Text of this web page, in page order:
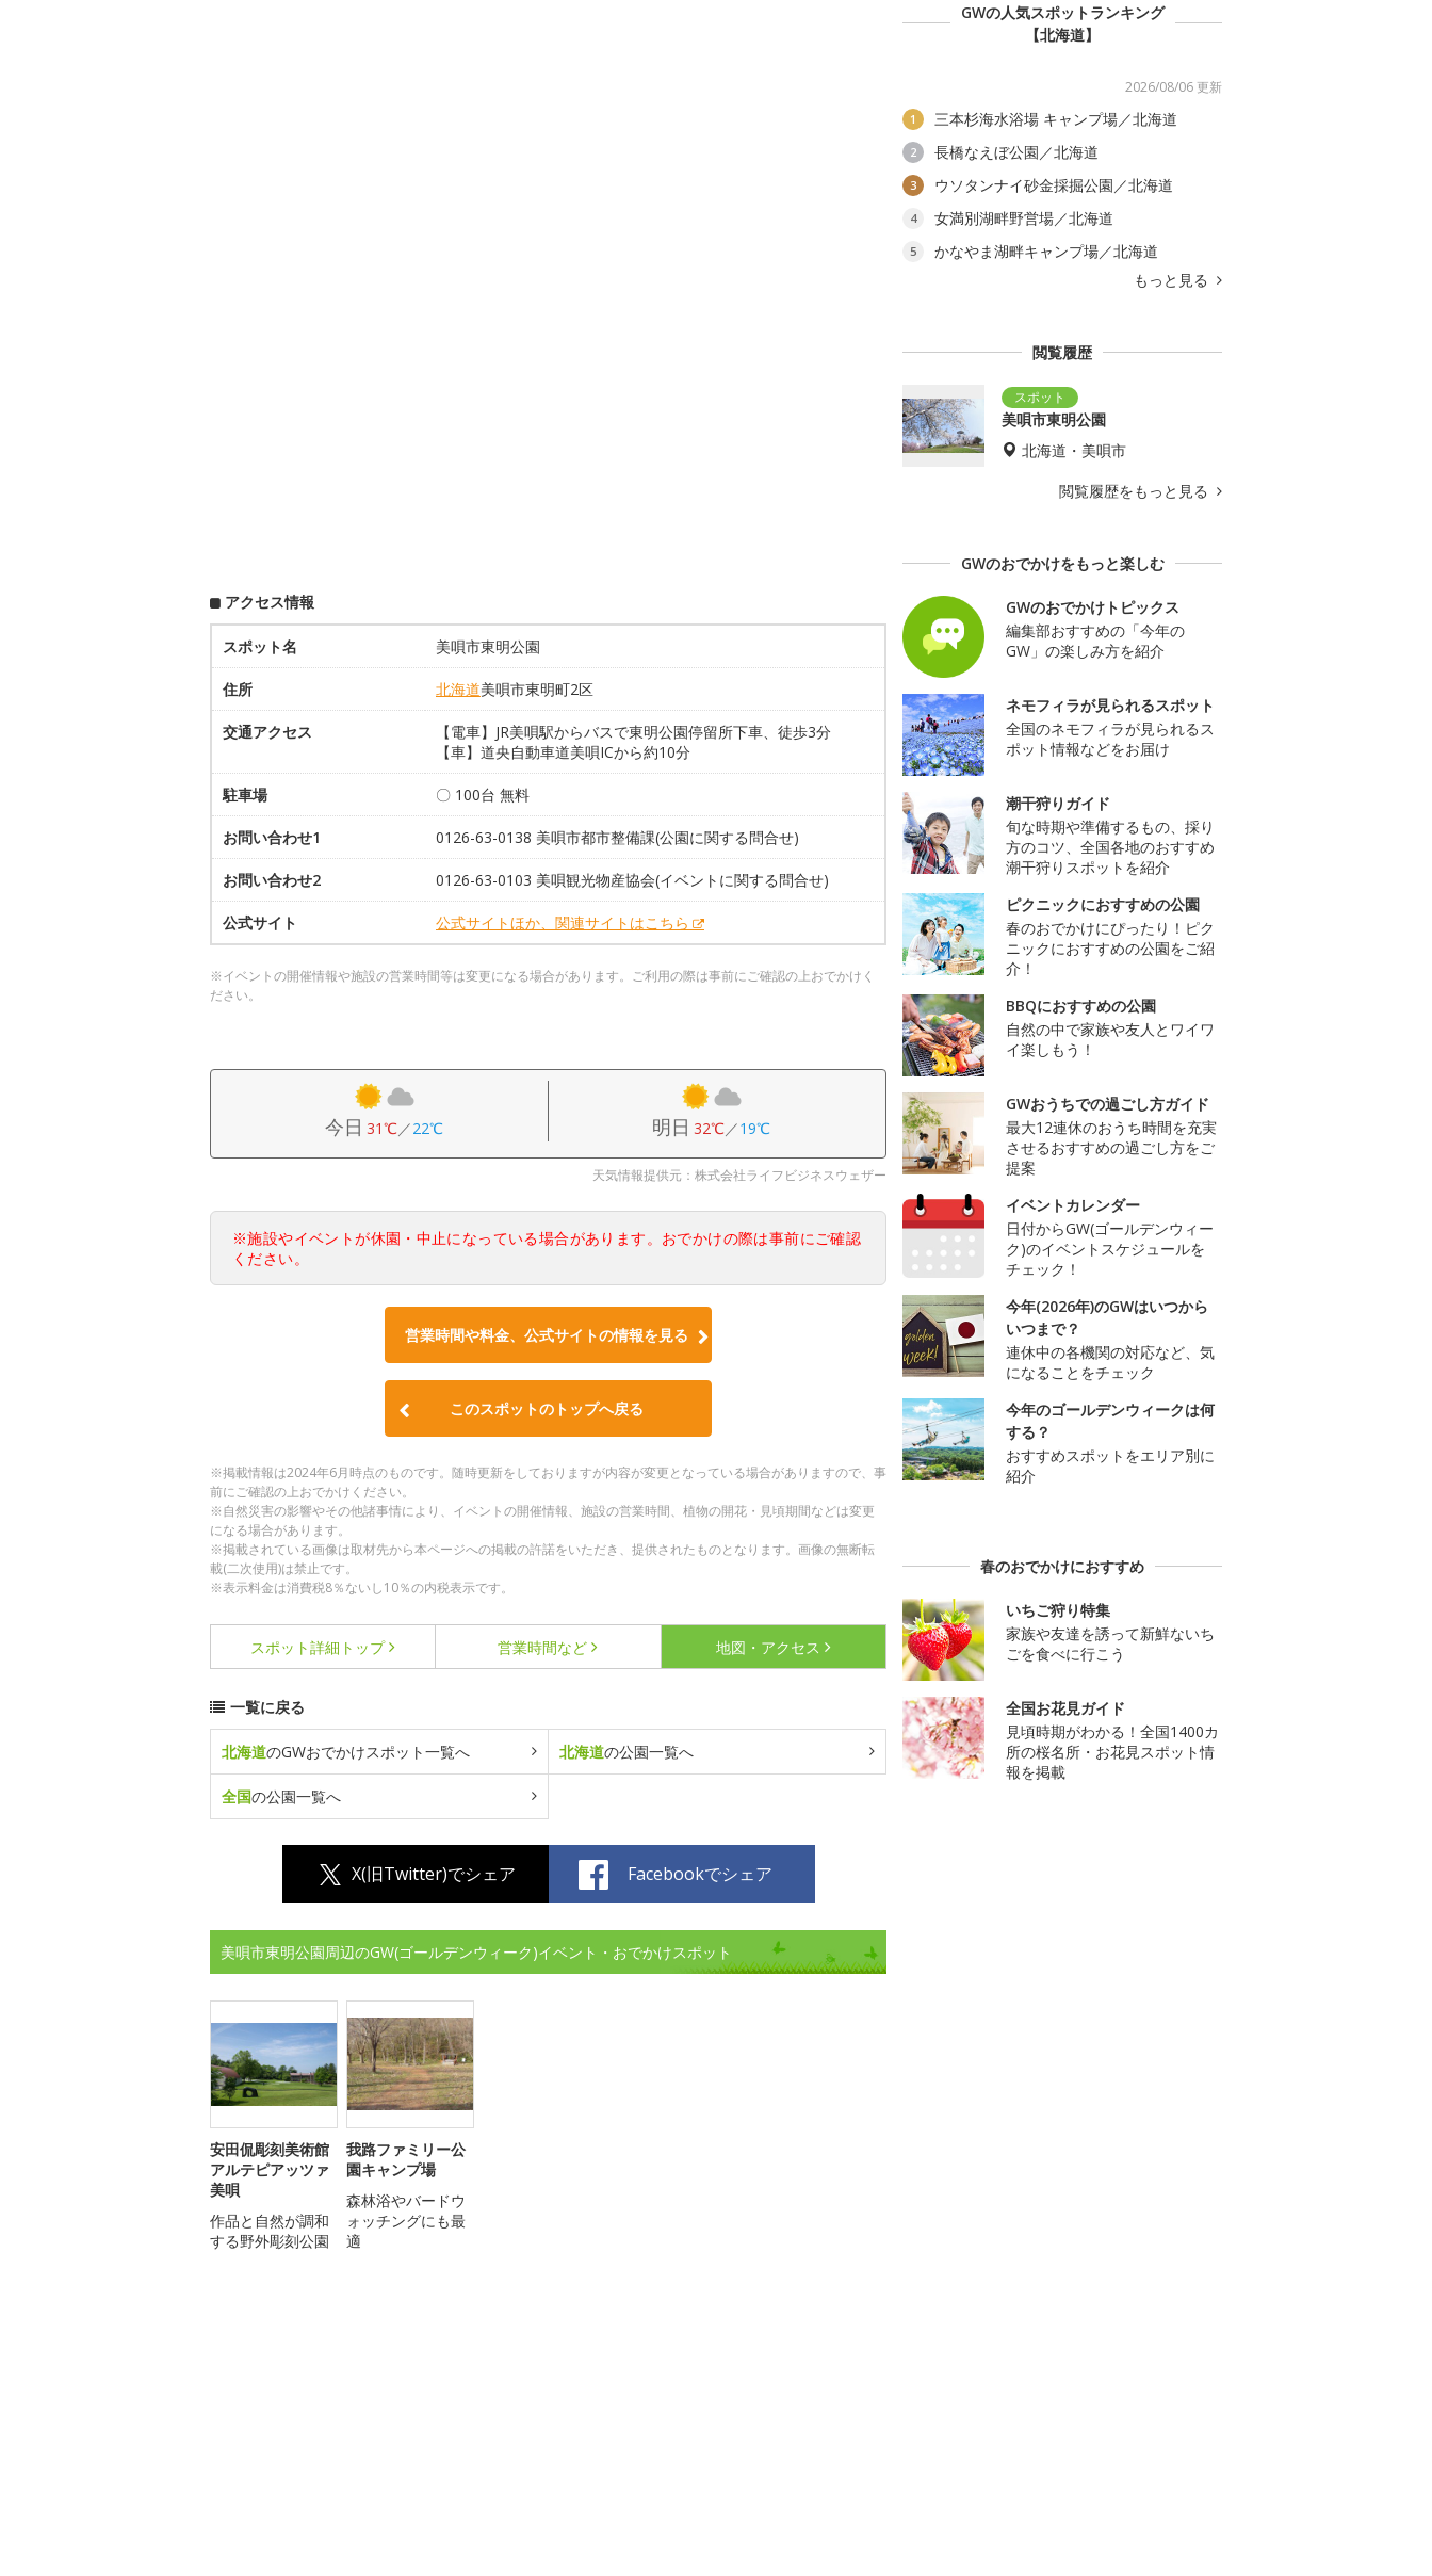
アクセス情報
スポット名 美唄市東明公園
住所 北海道美唄市東明町2区
交通アクセス
【電車】JR美唄駅からバスで東明公園停留所下車、徒歩3分
【車】道央自動車道美唄ICから約10分
駐車場 〇 100台 無料
お問い合わせ1 0126-63-0138 美唄市都市整備課(公園に関する問合せ)
お問い合わせ2 0126-63-0103 美唄観光物産協会(イベントに関する問合せ)
公式サイト 公式サイトほか、関連サイトはこちら
※イベントの開催情報や施設の営業時間等は変更になる場合があります。ご利用の際は事前にご確認の上おでかけく
ださい。
今日 31℃／22℃ 明日 32℃／19℃
天気情報提供元：株式会社ライフビジネスウェザー
※施設やイベントが休園・中止になっている場合があります。おでかけの際は事前にご確認
ください。
営業時間や料金、公式サイトの情報を見る
このスポットのトップへ戻る
※掲載情報は2024年6月時点のものです。随時更新をしておりますが内容が変更となっている場合がありますので、事
前にご確認の上おでかけください。
※自然災害の影響やその他諸事情により、イベントの開催情報、施設の営業時間、植物の開花・見頃期間などは変更
になる場合があります。
※掲載されている画像は取材先から本ページへの掲載の許諾をいただき、提供されたものとなります。画像の無断転
載(二次使用)は禁止です。
※表示料金は消費税8％ないし10％の内税表示です。
スポット詳細 トップ 営業時間など 地図・アクセス
一覧に戻る
北海道のGWおでかけスポット一覧へ 北海道の公園一覧へ
全国の公園一覧へ
X(旧Twitter)でシェア Facebookでシェア
美唄市東明公園周辺のGW(ゴールデンウィーク)イベント・おでかけスポット
安田侃彫刻美術館
アルテピアッツァ
美唄
作品と自然が調和
する野外彫刻公園
我路ファミリー公
園キャンプ場
森林浴やバードウ
ォッチングにも最
適
GWの人気スポットランキング
【北海道】
2026/08/06 更新
1 三本杉海水浴場 キャンプ場／北海道
2 長橋なえぼ公園／北海道
3 ウソタンナイ砂金採掘公園／北海道
4 女満別湖畔野営場／北海道
5
かなやま湖畔キャンプ場／北海道
もっと見る
閲覧履歴
美唄市東明公園
北海道・美唄市
閲覧履歴をもっと見る
GWのおでかけをもっと楽しむ
GWのおでかけトピックス
編集部おすすめの「今年の
GW」の楽しみ方を紹介
ネモフィラが見られるスポット
全国のネモフィラが見られるス
ポット情報などをお届け
潮干狩りガイド
旬な時期や準備するもの、採り
方のコツ、全国各地のおすすめ
潮干狩りスポットを紹介
ピクニックにおすすめの公園
春のおでかけにぴったり！ピク
ニックにおすすめの公園をご紹
介！
BBQにおすすめの公園
自然の中で家族や友人とワイワ
イ楽しもう！
GWおうちでの過ごし方ガイド
最大12連休のおうち時間を充実
させるおすすめの過ごし方をご
提案
イベントカレンダー
日付からGW(ゴールデンウィー
ク)のイベントスケジュールを
チェック！
今年(2026年)のGWはいつから
いつまで？
連休中の各機関の対応など、気
になることをチェック
今年のゴールデンウィークは何
する？
おすすめスポットをエリア別に
紹介
春のおでかけにおすすめ
いちご狩り特集
家族や友達を誘って新鮮ないち
ごを食べに行こう
全国お花見ガイド
見頃時期がわかる！全国1400カ
所の桜名所・お花見スポット情
報を掲載